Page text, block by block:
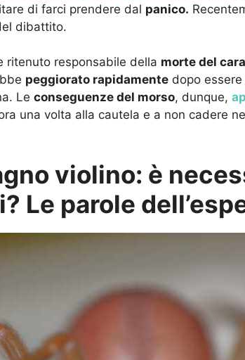
di farci prendere dal panico.
dibattito.
ritenuto responsabile della morte del
peggiorato rapidamente dopo
Le conseguenze del morso, dunque,
una volta alla cautela e a non cadere
violino: è
Le parole